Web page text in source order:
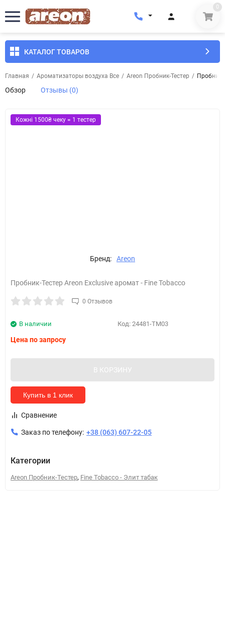
0
КАТАЛОГ ТОВАРОВ
Главная / Ароматизаторы воздуха Все / Areon Пробник-Тестер / Пробник-
Обзор Отзывы (0)
Кожні 1500₴ чеку = 1 тестер
Бренд: Areon
Пробник-Тестер Areon Exclusive аромат - Fine Tobacco
0 Отзывов
В наличии Код: 24481-TM03
Цена по запросу
В КОРЗИНУ
Купить в 1 клик
Сравнение
Заказ по телефону: +38 (063) 607-22-05
Категории
Areon Пробник-Тестер, Fine Tobacco - Элит табак